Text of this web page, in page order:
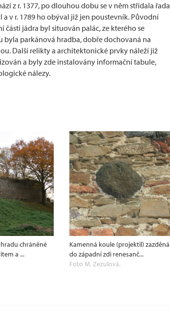
z r. 1377, po dlouhou dobu se v něm střídala řada
v r. 1789 ho obýval již jen poustevník. Původní
jádra byl situován palác, ze kterého se
parkánová hradba, dobře dochovaná na
Další relikty a architektonické prvky náleží již
a byly zde instalovány informační tabule,
nálezy.
chráněné
a ...
Kamenná koule (projektil) zazděná
do západní zdi renesanč...
Foto M. Zezulová.